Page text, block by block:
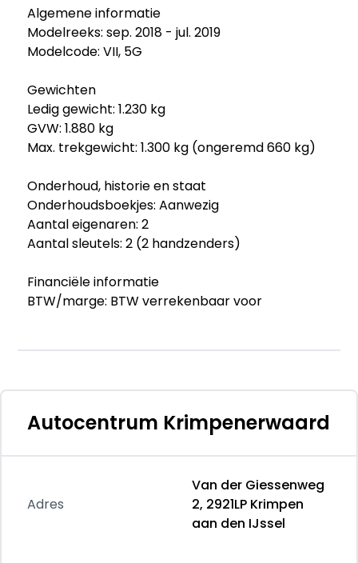
Algemene informatie
Modelreeks: sep. 2018 - jul. 2019
Modelcode: VII, 5G
Gewichten
Ledig gewicht: 1.230 kg
GVW: 1.880 kg
Max. trekgewicht: 1.300 kg (ongeremd 660 kg)
Onderhoud, historie en staat
Onderhoudsboekjes: Aanwezig
Aantal eigenaren: 2
Aantal sleutels: 2 (2 handzenders)
Financiële informatie
BTW/marge: BTW verrekenbaar voor
Afleverpakketten
Optioneel afleverpakket (€ 500): Via Bovag
garantie
maanden); BOVAG 40-Puntencheck
Autocentrum Krimpenerwaard
Adres
Van der Giessenweg
2, 2921LP Krimpen
aan den IJssel